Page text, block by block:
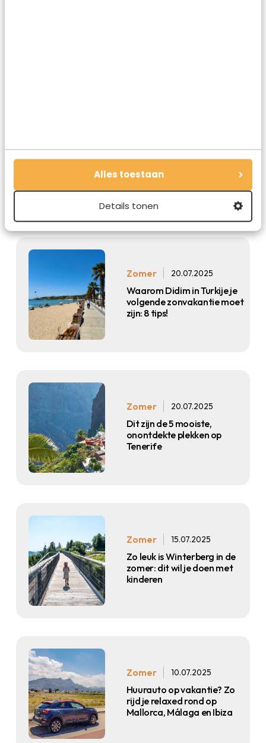
Alles toestaan
Details tonen
Hoe toeristenleed een
nieuw statussymbool is
geworden: eerst selfie, dan
Zomer 20.07.2025
Waarom Didim in Turkije je
volgende zonvakantie moet
zijn: 8 tips!
Zomer 20.07.2025
Dit zijn de 5 mooiste,
onontdekte plekken op
Tenerife
Zomer 15.07.2025
Zo leuk is Winterberg in de
zomer: dit wil je doen met
kinderen
Zomer 10.07.2025
Huurauto op vakantie? Zo
rijd je relaxed rond op
Mallorca, Málaga en Ibiza